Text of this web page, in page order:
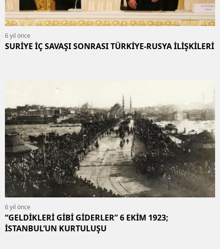
6 yıl önce
SURİYE İÇ SAVAŞI SONRASI TÜRKİYE-RUSYA İLİŞKİLERİ
6 yıl önce
“GELDİKLERİ GİBİ GİDERLER” 6 EKİM 1923;
İSTANBUL’UN KURTULUŞU